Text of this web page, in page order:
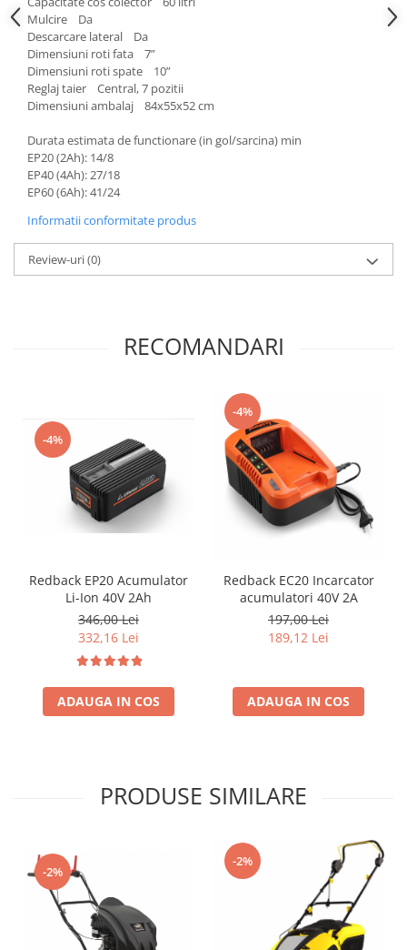
Mulcire Da
Descarcare lateral Da
Dimensiuni roti fata 7”
Dimensiuni roti spate 10”
Reglaj taier Central, 7 pozitii
Dimensiuni ambalaj 84x55x52 cm
Durata estimata de functionare (in gol/sarcina) min
EP20 (2Ah): 14/8
EP40 (4Ah): 27/18
EP60 (6Ah): 41/24
Informatii conformitate produs
Review-uri(0)
RECOMANDARI
-4%
Redback EP20 Acumulator
Li-Ion 40V 2Ah
346,00 Lei
332,16 Lei
ADAUGA IN COS
-4%
Redback EC20 Incarcator
acumulatori 40V 2A
197,00 Lei
189,12 Lei
ADAUGA IN COS
PRODUSE SIMILARE
-2%
-2%